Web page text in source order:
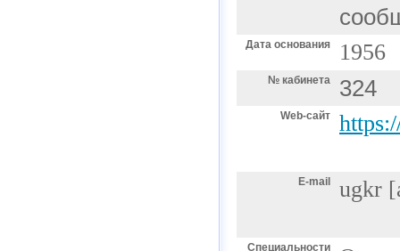
Дата основания 1956
№ кабинета 324
Web-сайт
E-mail ugkr
Специальности